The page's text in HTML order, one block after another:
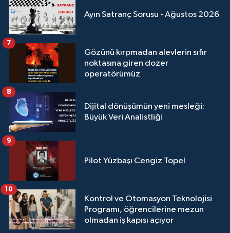
Ayın Satranç Sorusu - Ağustos 2026
Gözünü kırpmadan alevlerin sıfır
noktasına giren dozer
operatörümüz
7
Dijital dönüşümün yeni mesleği:
Büyük Veri Analistliği
8
Pilot Yüzbaşı Cengiz Topel
9
Kontrol ve Otomasyon Teknolojisi
Programı, öğrencilerine mezun
olmadan iş kapısı açıyor
10